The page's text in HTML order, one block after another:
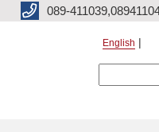
089-
English